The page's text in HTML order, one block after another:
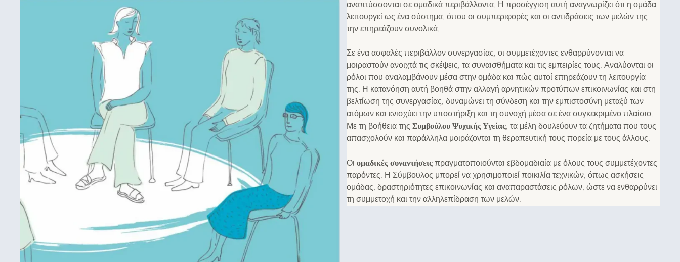
αναπτύσσονται σε ομαδικά περιβάλλοντα. Η προσέγγιση αυτή αναγνωρίζει ότι η ομάδα
λειτουργεί ως ένα σύστημα, όπου οι συμπεριφορές και οι αντιδράσεις των μελών της
την επηρεάζουν συνολικά.
Σε ένα ασφαλές περιβάλλον συνεργασίας, οι συμμετέχοντες ενθαρρύνονται να
μοιραστούν ανοιχτά τις σκέψεις, τα συναισθήματα και τις εμπειρίες τους. Αναλύονται οι
ρόλοι που αναλαμβάνουν μέσα στην ομάδα και πώς αυτοί επηρεάζουν τη λειτουργία
της. Η κατανόηση αυτή βοηθά στην αλλαγή αρνητικών προτύπων επικοινωνίας και στη
βελτίωση της συνεργασίας, δυναμώνει τη σύνδεση και την εμπιστοσύνη μεταξύ των
ατόμων και ενισχύει την υποστήριξη και τη συνοχή μέσα σε ένα συγκεκριμένο πλαίσιο.
Με τη βοήθεια της Συμβούλου Ψυχικής Υγείας, τα μέλη δουλεύουν τα ζητήματα που τους
απασχολούν και παράλληλα μοιράζονται τη θεραπευτική τους πορεία με τους άλλους.
Οι ομαδικές συναντήσεις πραγματοποιούνται εβδομαδιαία με όλους τους συμμετέχοντες
παρόντες. Η Σύμβουλος μπορεί να χρησιμοποιεί ποικιλία τεχνικών, όπως ασκήσεις
ομάδας, δραστηριότητες επικοινωνίας και αναπαραστάσεις ρόλων, ώστε να ενθαρρύνει
τη συμμετοχή και την αλληλεπίδραση των μελών.